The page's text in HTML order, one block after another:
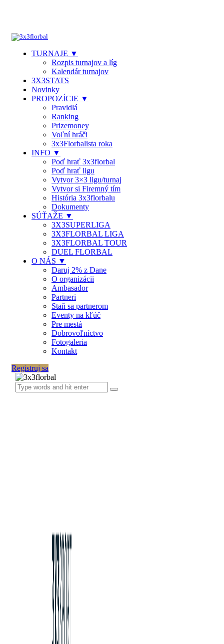
TURNAJE ▼
Rozpis turnajov a líg
Kalendár turnajov
3X3STATS
Novinky
PROPOZÍCIE ▼
Pravidlá
Ranking
Prizemoney
Voľní hráči
3x3Florbalista roka
INFO ▼
Poď hrať 3x3florbal
Poď hrať ligu
Vytvor 3×3 ligu/turnaj
Vytvor si Firemný tím
História 3x3florbalu
Dokumenty
SÚŤAŽE ▼
3X3SUPERLIGA
3X3FLORBAL LIGA
3X3FLORBAL TOUR
DUEL FLORBAL
O NÁS ▼
Daruj 2% z Dane
O organizácii
Ambasador
Partneri
Staň sa partnerom
Eventy na kľúč
Pre mestá
Dobrovoľníctvo
Fotogaleria
Kontakt
Registruj sa